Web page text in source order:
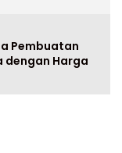
Pembuatan
dengan Harga